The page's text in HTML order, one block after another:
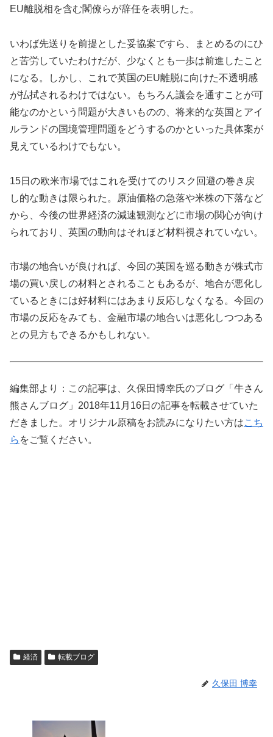
EU離脱相を含む閣僚らが辞任を表明した。
いわば先送りを前提とした妥協案ですら、まとめるのにひ
と苦労していたわけだが、少なくとも一歩は前進したこと
になる。しかし、これで英国のEU離脱に向けた不透明感
が払拭されるわけではない。もちろん議会を通すことが可
能なのかという問題が大きいものの、将来的な英国とアイ
ルランドの国境管理問題をどうするのかといった具体案が
見えているわけでもない。
15日の欧米市場ではこれを受けてのリスク回避の巻き戻
し的な動きは限られた。原油価格の急落や米株の下落など
から、今後の世界経済の減速観測などに市場の関心が向け
られており、英国の動向はそれほど材料視されていない。
市場の地合いが良ければ、今回の英国を巡る動きが株式市
場の買い戻しの材料とされることもあるが、地合が悪化し
ているときには好材料にはあまり反応しなくなる。今回の
市場の反応をみても、金融市場の地合いは悪化しつつある
との見方もできるかもしれない。
編集部より：この記事は、久保田博幸氏のブログ「牛さん
熊さんブログ」2018年11月16日の記事を転載させていた
だきました。オリジナル原稿をお読みになりたい方はこち
ら をご覧ください。
経済 転載ブログ
久保田 博幸